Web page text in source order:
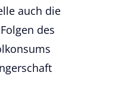
auch die
des